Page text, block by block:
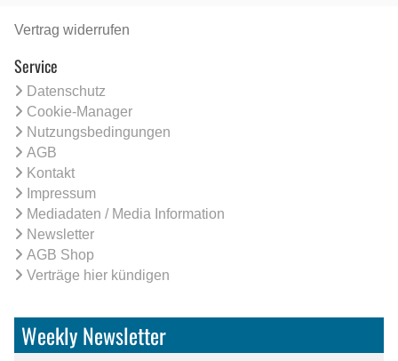
Vertrag widerrufen
Service
Datenschutz
Cookie-Manager
Nutzungsbedingungen
AGB
Kontakt
Impressum
Mediadaten / Media Information
Newsletter
AGB Shop
Verträge hier kündigen
Weekly Newsletter